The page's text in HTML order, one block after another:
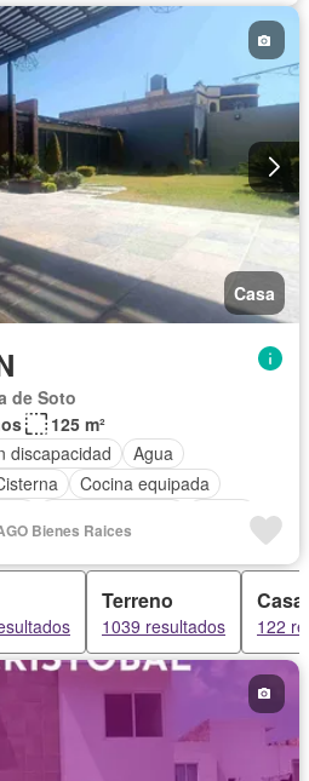
Casa
de Soto
125 m²
discapacidad
Agua
Cocina equipada
verdes
Bienes Raices
Terreno
1039 resultados 122